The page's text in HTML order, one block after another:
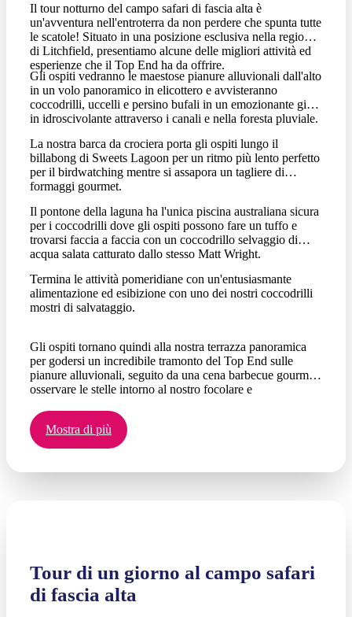
Il tour notturno del campo safari di fascia alta è
un'avventura nell'entroterra da non perdere che spunta tutte
le scatole! Situato in una posizione esclusiva nella regione
di Litchfield, presentiamo alcune delle migliori attività ed
esperienze che il Top End ha da offrire.
Gli ospiti vedranno le maestose pianure alluvionali dall'alto
in un volo panoramico in elicottero e avvisteranno
coccodrilli, uccelli e persino bufali in un emozionante giro
in idroscivolante attraverso i canali e nella foresta pluviale.
La nostra barca da crociera porta gli ospiti lungo il
billabong di Sweets Lagoon per un ritmo più lento perfetto
per il birdwatching mentre si assapora un tagliere di
formaggi gourmet.
Il pontone della laguna ha l'unica piscina australiana sicura
per i coccodrilli dove gli ospiti possono fare un tuffo e
trovarsi faccia a faccia con un coccodrillo selvaggio di
acqua salata catturato dallo stesso Matt Wright.
Termina le attività pomeridiane con un'entusiasmante
alimentazione ed esibizione con uno dei nostri coccodrilli
mostri di salvataggio.
Gli ospiti tornano quindi alla nostra terrazza panoramica
per godersi un incredibile tramonto del Top End sulle
pianure alluvionali, seguito da una cena barbecue gourmet,
osservare le stelle intorno al nostro focolare e
con una deliziosa colazione all'inglese la mattina
successiva.
Mostra di più
Tour di un giorno al campo safari
di fascia alta